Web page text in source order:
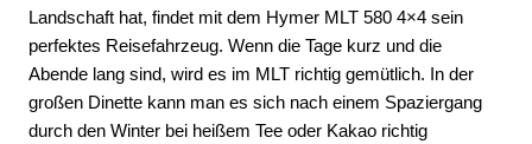
Landschaft hat, findet mit dem Hymer MLT 580 4×4 sein
perfektes Reisefahrzeug. Wenn die Tage kurz und die
Abende lang sind, wird es im MLT richtig gemütlich. In der
großen Dinette kann man es sich nach einem Spaziergang
durch den Winter bei heißem Tee oder Kakao richtig